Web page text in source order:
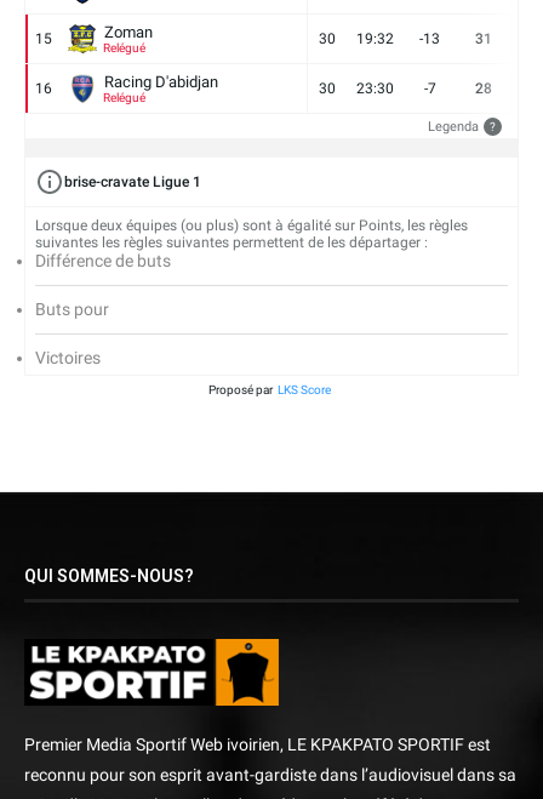
15 Zoman
Relégué
30 19:32 -13 31
16 Racing D'abidjan
Relégué
30 23:30 -7 28
Legenda ?
brise-cravate Ligue 1
Lorsque deux équipes (ou plus) sont à égalité sur Points, les règles
suivantes les règles suivantes permettent de les départager :
Différence de buts
Buts pour
Victoires
Proposé par LKS Score
QUI SOMMES-NOUS?
Premier Media Sportif Web ivoirien, LE KPAKPATO SPORTIF est
reconnu pour son esprit avant-gardiste dans l’audiovisuel dans sa